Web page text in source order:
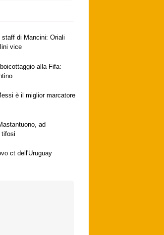
staff di Mancini: Oriali
vice
alla Fifa:
è il miglior marcatore
ad
tifosi
ct dell'Uruguay